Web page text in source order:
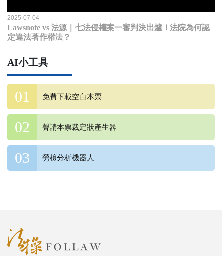
2025-07-04
Lawsnote vs 法源｜七法侵權案一審判決出爐！法院為何認
定違法著作權法？
AI小工具
免費下載空白本票
聲請本票裁定狀產生器
勞檢分析機器人